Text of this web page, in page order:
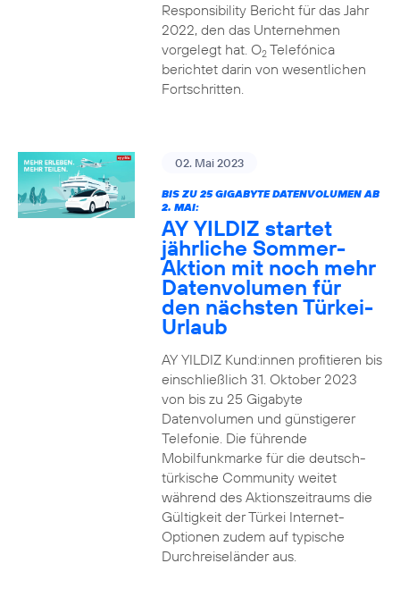
Responsibility Bericht für das Jahr
2022, den das Unternehmen
vorgelegt hat. O2Telefónica
berichtet darin von wesentlichen
Fortschritten.
02. Mai 2023
BIS ZU 25 GIGABYTE DATENVOLUMEN AB
2. MAI:
AY YILDIZ startet
jährliche Sommer-
Aktion mit noch mehr
Datenvolumen für
den nächsten Türkei-
Urlaub
AY YILDIZ Kund:innen profitieren bis
einschließlich 31. Oktober 2023
von bis zu 25 Gigabyte
Datenvolumen und günstigerer
Telefonie. Die führende
Mobilfunkmarke für die deutsch-
türkische Community weitet
während des Aktionszeitraums die
Gültigkeit der Türkei Internet-
Optionen zudem auf typische
Durchreiseländer aus.